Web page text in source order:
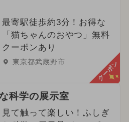
最寄駅徒歩約3分！お得な
「猫ちゃんのおやつ」無料
クーポンあり
東京都武蔵野市 クーポン
科学の展示室
見て触って楽しい！ふしぎ